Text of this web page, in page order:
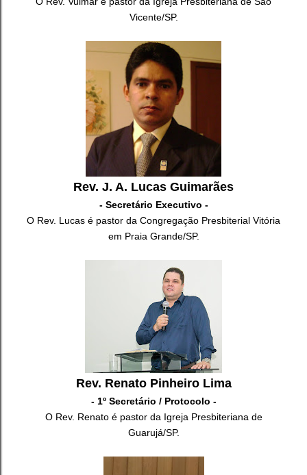
Vicente/SP.
Rev. J. A. Lucas Guimarães
- Secretário Executivo -
O Rev. Lucas é pastor da Congregação Presbiterial Vitória
em Praia Grande/SP.
Rev. Renato Pinheiro Lima
- 1º Secretário / Protocolo -
O Rev. Renato é pastor da Igreja Presbiteriana de
Guarujá/SP.